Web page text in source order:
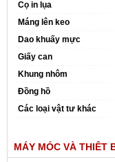
Cọ in lụa
Máng lên keo
Dao khuấy mực
Giấy can
Khung nhôm
Đồng hồ
Các loại vật tư khác
MÁY MÓC VÀ THIÊT